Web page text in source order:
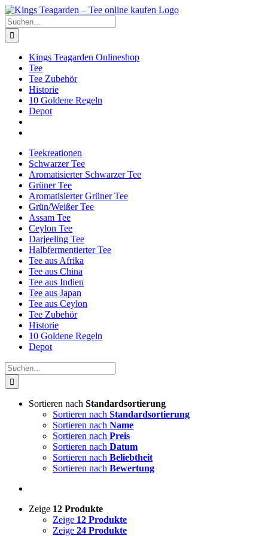
Zum
Inhalt
springen
Facebook
X
Instagram
Pinterest
Suche
nach:
Kings Teagarden Onlineshop
Tee
Tee Zubehör
Historie
10 Goldene Regeln
Depot
Teekreationen
Schwarzer Tee
Aromatisierter Schwarzer Tee
Grüner Tee
Aromatisierter Grüner Tee
Grün/Weißer Tee
Assam Tee
Ceylon Tee
Darjeeling Tee
Halbfermentierter Tee
Tee aus Afrika
Tee aus China
Tee aus Indien
Tee aus Japan
Tee aus Ceylon
Tee Zubehör
Historie
10 Goldene Regeln
Depot
Suche
nach:
Sortieren nach Standardsortierung
Sortieren nach Standardsortierung
Sortieren nach Name
Sortieren nach Preis
Sortieren nach Datum
Sortieren nach Beliebtheit
Sortieren nach Bewertung
Zeige 12 Produkte
Zeige 12 Produkte
Zeige 24 Produkte